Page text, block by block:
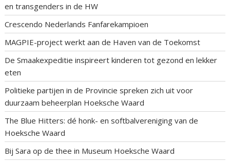
en transgenders in de HW
Crescendo Nederlands Fanfarekampioen
MAGPIE-project werkt aan de Haven van de Toekomst
De Smaakexpeditie inspireert kinderen tot gezond en lekker
eten
Politieke partijen in de Provincie spreken zich uit voor
duurzaam beheerplan Hoeksche Waard
The Blue Hitters: dé honk- en softbalvereniging van de
Hoeksche Waard
Bij Sara op de thee in Museum Hoeksche Waard